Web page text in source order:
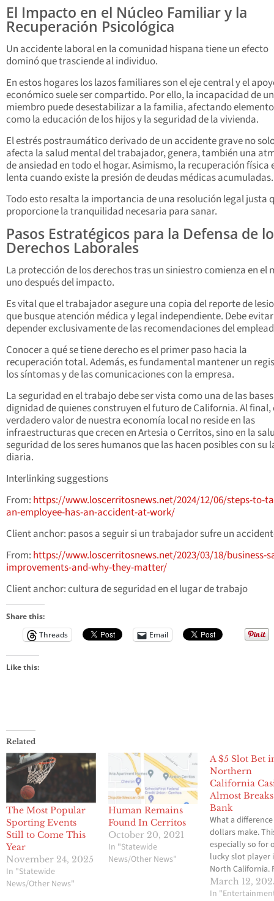
El Impacto en el Núcleo Familiar y la
Recuperación Psicológica
Un accidente laboral en la comunidad hispana tiene un efecto
dominó que trasciende al individuo.
En estos hogares los lazos familiares son el eje central y el
económico suele ser compartido. Por ello, la incapacidad de un
miembro puede desestabilizar a la familia, afectando
como la educación de los hijos y la seguridad de la vivienda.
El estrés postraumático derivado de un accidente grave no
afecta la salud mental del trabajador, genera, también una
de ansiedad en todo el hogar. Asimismo, la recuperación física
lenta cuando existe la presión de deudas médicas acumuladas.
Todo esto resalta la importancia de una resolución legal justa
proporcione la tranquilidad necesaria para sanar.
Pasos Estratégicos para la Defensa de
Derechos Laborales
La protección de los derechos tras un siniestro comienza en el
uno después del impacto.
Es vital que el trabajador asegure una copia del reporte de
que busque atención médica y legal independiente. Debe evitar
depender exclusivamente de las recomendaciones del
Conocer a qué se tiene derecho es el primer paso hacia la
recuperación total. Además, es fundamental mantener un
los síntomas y de las comunicaciones con la empresa.
La seguridad en el trabajo debe ser vista como una de las
dignidad de quienes construyen el futuro de California. Al final,
verdadero valor de nuestra economía local no reside en las
infraestructuras que crecen en Artesia o Cerritos, sino en la
seguridad de los seres humanos que las hacen posibles con su
diaria.
Interlinking suggestions
From: https://www.loscerritosnews.net/2024/12/06/steps-to-
an-employee-has-an-accident-at-work/
Client anchor: pasos a seguir si un trabajador sufre un
From: https://www.loscerritosnews.net/2023/03/18/business-
improvements-and-why-they-matter/
Client anchor: cultura de seguridad en el lugar de trabajo
Share this:
Threads
Email
Like this:
Related
The Most Popular
Sporting Events
Still to Come This
Year
November 24, 2025
In "Statewide
News/Other News"
Human Remains
Found In Cerritos
October 20, 2021
In "Statewide
News/Other News"
A $5 Slot Bet
Northern
California
Almost
Bank
What a
dollars make.
especially so for
lucky slot player
North California.
whatever
recent months,
March 12,
In